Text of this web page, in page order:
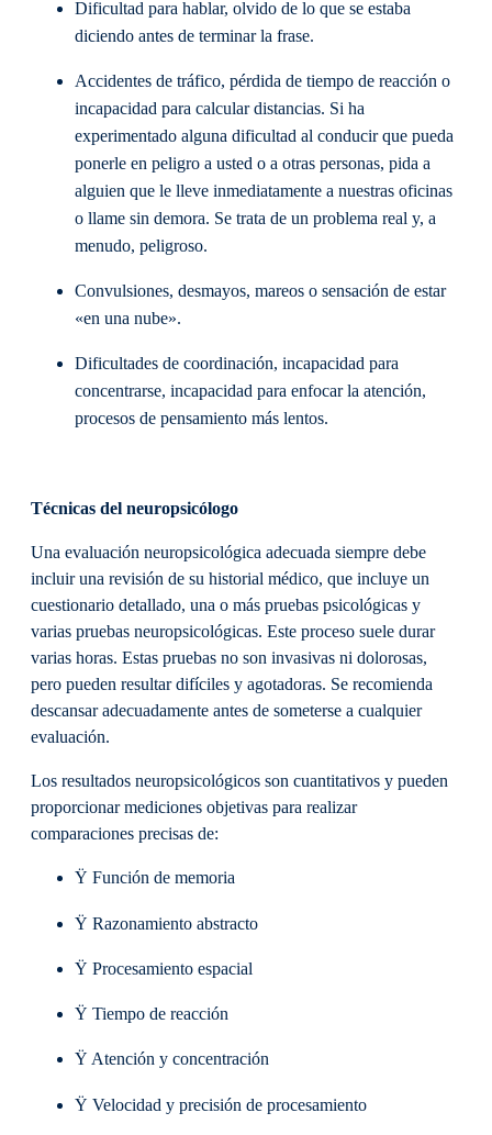
Dificultad para hablar, olvido de lo que se estaba
diciendo antes de terminar la frase.
Accidentes de tráfico, pérdida de tiempo de reacción o
incapacidad para calcular distancias. Si ha
experimentado alguna dificultad al conducir que pueda
ponerle en peligro a usted o a otras personas, pida a
alguien que le lleve inmediatamente a nuestras oficinas
o llame sin demora. Se trata de un problema real y, a
menudo, peligroso.
Convulsiones, desmayos, mareos o sensación de estar
«en una nube».
Dificultades de coordinación, incapacidad para
concentrarse, incapacidad para enfocar la atención,
procesos de pensamiento más lentos.
Técnicas del neuropsicólogo
Una evaluación neuropsicológica adecuada siempre debe
incluir una revisión de su historial médico, que incluye un
cuestionario detallado, una o más pruebas psicológicas y
varias pruebas neuropsicológicas. Este proceso suele durar
varias horas. Estas pruebas no son invasivas ni dolorosas,
pero pueden resultar difíciles y agotadoras. Se recomienda
descansar adecuadamente antes de someterse a cualquier
evaluación.
Los resultados neuropsicológicos son cuantitativos y pueden
proporcionar mediciones objetivas para realizar
comparaciones precisas de:
Ÿ Función de memoria
Ÿ Razonamiento abstracto
Ÿ Procesamiento espacial
Ÿ Tiempo de reacción
Ÿ Atención y concentración
Ÿ Velocidad y precisión de procesamiento